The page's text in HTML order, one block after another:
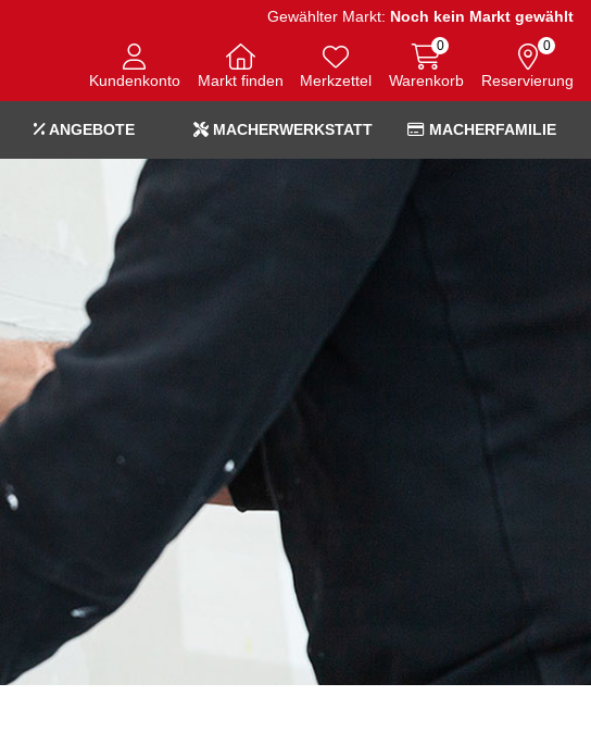
Gewählter Markt: Noch kein Markt gewählt
Kundenkonto Markt finden Merkzettel Warenkorb
0
Reservierung
0
ANGEBOTE MACHERWERKSTATT MACHERFAMILIE